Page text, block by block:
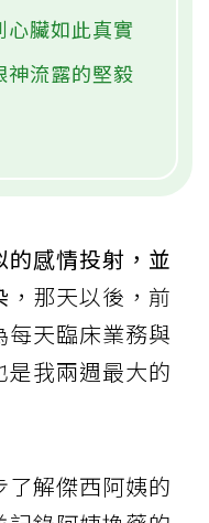
心臟如此真實
神流露的堅毅
感情投射，並
，那天以後，前
天臨床業務與
我兩週最大的
解傑西阿姨的